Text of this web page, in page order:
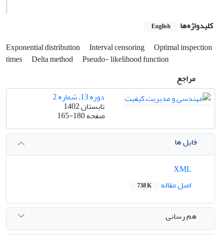
کلیدواژه‌ها English
Exponential distribution Interval censoring
Optimal inspection
times
Delta method
Pseudo- likelihood function
مراجع
دوره 13، شماره 2
تابستان 1402
صفحه165-180
فایل ها
اصل مقاله
738 K
هم رسانی